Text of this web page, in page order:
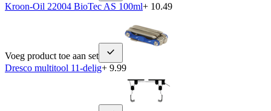
Kroon-Oil 22004 BioTec AS 100ml+ 10.49
Voeg product toe aan set
Dresco multitool 11-delig+ 9.99